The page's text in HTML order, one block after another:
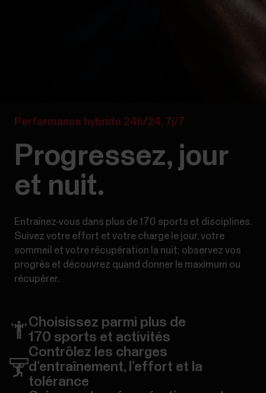
Performance hybride 24h/24, 7j/7
Progressez, jour
et nuit.
Entraînez-vous dans plus de 170 sports et disciplines.
Suivez votre effort et votre charge le jour, votre
sommeil et votre récupération la nuit; observez vos
progrès et découvrez quand donner le maximum ou
récupérer.
Choisissez parmi plus de
170 sports et activités
Contrôlez les charges
d’entraînement, l’effort et la
tolérance